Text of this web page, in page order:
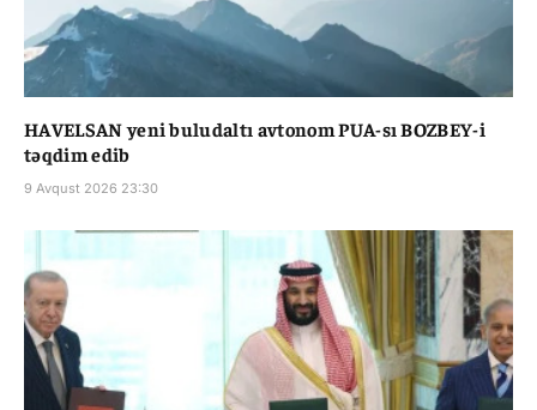
HAVELSAN yeni buludaltı avtonom PUA-sı BOZBEY-i
təqdim edib
9 Avqust 2026 23:30